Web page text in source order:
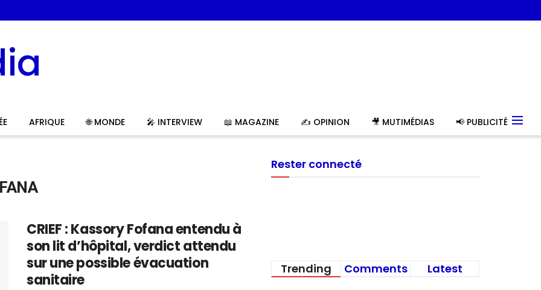
AFRIQUE 🌐 MONDE 🎤 INTERVIEW 📖 MAGAZINE ✍️ OPINION 🎥 MUTIMÉDIAS 📢 PUBLICITÉ
CRIEF : Kassory Fofana entendu à
son lit d’hôpital, verdict attendu
sur une possible évacuation
sanitaire
Rester connecté
Trending Comments Latest